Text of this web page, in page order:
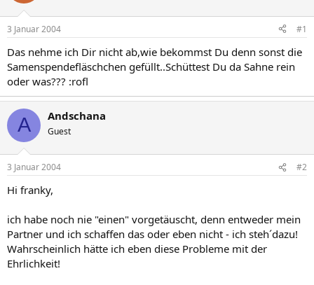
l
l
e
l
m
3 Januar 2004 #1
Das nehme ich Dir nicht ab,wie bekommst Du denn sonst die
Samenspendefläschchen gefüllt..Schüttest Du da Sahne rein
oder was??? :rofl
A Andschana
Guest
3 Januar 2004 #2
Hi franky,
ich habe noch nie "einen" vorgetäuscht, denn entweder mein
Partner und ich schaffen das oder eben nicht - ich steh´dazu!
Wahrscheinlich hätte ich eben diese Probleme mit der
Ehrlichkeit!